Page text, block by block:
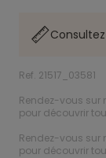
Ref. 21517_03581
Rendez-vous sur
pour découvrir
Rendez-vous sur
pour découvrir